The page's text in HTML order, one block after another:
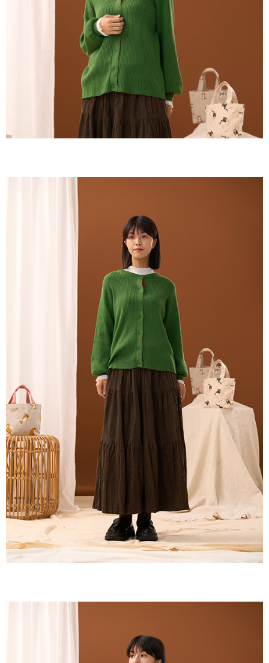
權轉讓予恩沛科技股份有限公司。
２．關於個人資料處理事宜，請瀏覽以下網址：
https://aftee.tw/terms/#terms3
３．未成年的使用者請事先徵得法定代理人或監護人之同意方可使用
「AFTEE先享後付」，若未經同意申辦者引起之損失，本公司不負相關責
４．使用「AFTEE先享後付」時，將依據個別帳號之用戶狀況，依本公司即
時審查核予不同之上限額度；若仍有額度不足之情形，本公司將視審查結果
請求用戶進行身份認證。
５．嚴禁一人註冊多個帳號或使用他人資訊註冊。若發現惡意使用之情形，
恩沛科技股份有限公司將有權停止該用戶之使用額度並採取法律行動。
黑貓宅急便(包裹尺寸90cm以下)
每筆NT$140，滿NT$2,000(含以上)免運費